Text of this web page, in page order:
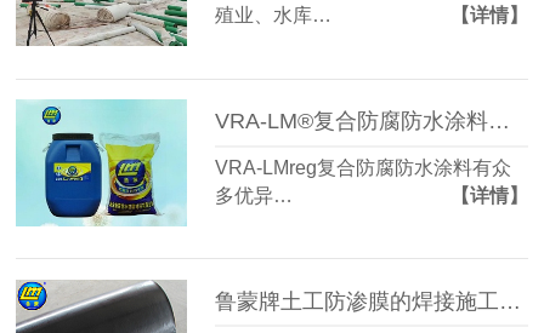
殖业、水库…
【详情】
VRA-LM®复合防腐防水涂料的优异性能
VRA-LMreg复合防腐防水涂料有众
多优异…
【详情】
鲁蒙牌土工防渗膜的焊接施工工艺